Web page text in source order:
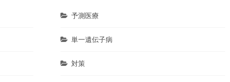
予測医療
単一遺伝子病
対策